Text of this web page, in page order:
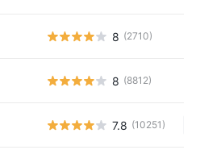
8 (2710)
8 (8812)
7.8 (10251)